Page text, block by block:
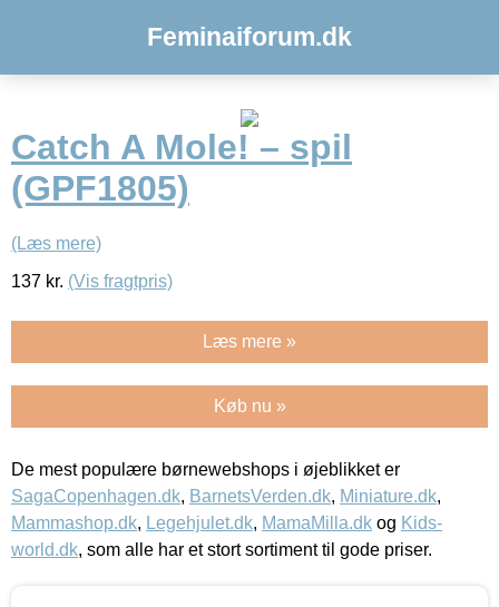
Feminaiforum.dk
Catch A Mole! – spil
(GPF1805)
(Læs mere)
137 kr. (Vis fragtpris)
Læs mere »
Køb nu »
De mest populære børnewebshops i øjeblikket er
SagaCopenhagen.dk, BarnetsVerden.dk, Miniature.dk,
Mammashop.dk, Legehjulet.dk, MamaMilla.dk og Kids-
world.dk, som alle har et stort sortiment til gode priser.